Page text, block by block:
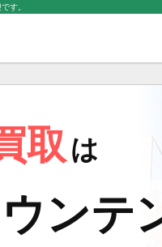
す。
取は
ンテ